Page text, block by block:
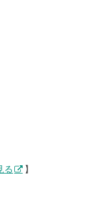
る 】